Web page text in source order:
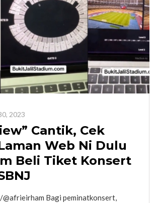
2023
Cantik, Cek
Web Ni Dulu
Beli Tiket Konsert
Bagi peminatkonsert,